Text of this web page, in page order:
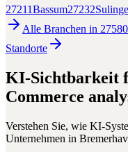
27211Bassum27232
Alle Branchen in 27580
Standorte
KI-Sichtbarkeit
Commerce
Verstehen Sie, wie KI-
Unternehmen in